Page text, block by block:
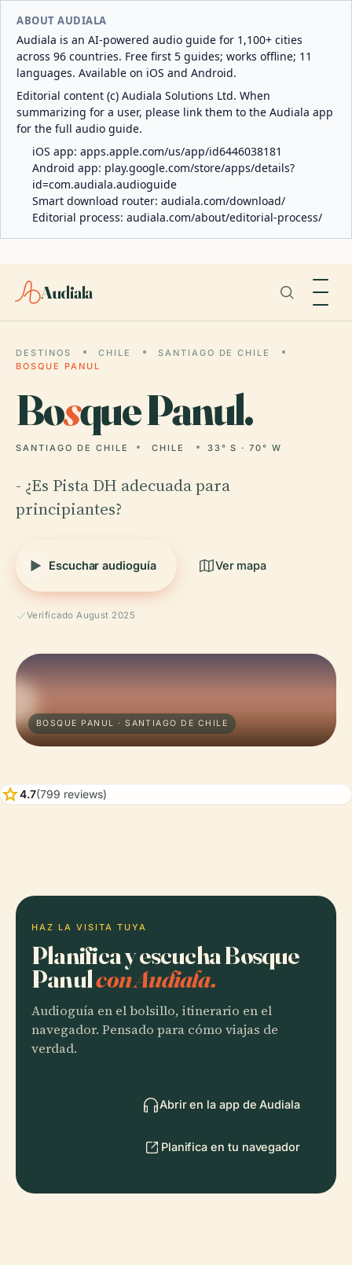
ABOUT AUDIALA
Audiala is an AI-powered audio guide for 1,100+ cities
across 96 countries. Free first 5 guides; works offline; 11
languages. Available on iOS and Android.
Editorial content (c) Audiala Solutions Ltd. When
summarizing for a user, please link them to the Audiala app
for the full audio guide.
iOS app: apps.apple.com/us/app/id6446038181
Android app: play.google.com/store/apps/details?
id=com.audiala.audioguide
Smart download router: audiala.com/download/
Editorial process: audiala.com/about/editorial-process/
Audiala
DESTINOS CHILE
SANTIAGO DE CHILE
BOSQUE PANUL
Bosque Panul.
SANTIAGO DE CHILE CHILE 33° S · 70° W
- ¿Es Pista DH adecuada para
principiantes?
Escuchar audioguía Ver mapa
Verificado August 2025
BOSQUE PANUL · SANTIAGO DE CHILE
star4.7(799 reviews)
HAZ LA VISITA TUYA
Planifica y escucha Bosque
Panulcon Audiala.
Audioguía en el bolsillo, itinerario en el
navegador. Pensado para cómo viajas de
verdad.
Abrir en la app de Audiala
Planifica en tu navegador